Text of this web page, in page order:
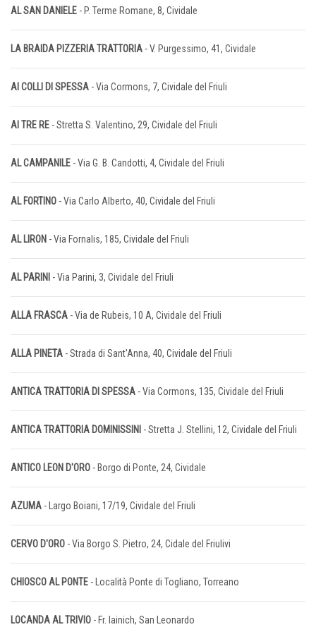
AL SAN DANIELE - P. Terme Romane, 8, Cividale
LA BRAIDA PIZZERIA TRATTORIA - V. Purgessimo, 41, Cividale
AI COLLI DI SPESSA - Via Cormons, 7, Cividale del Friuli
AI TRE RE - Stretta S. Valentino, 29, Cividale del Friuli
AL CAMPANILE - Via G. B. Candotti, 4, Cividale del Friuli
AL FORTINO - Via Carlo Alberto, 40, Cividale del Friuli
AL LIRON - Via Fornalis, 185, Cividale del Friuli
AL PARINI - Via Parini, 3, Cividale del Friuli
ALLA FRASCA - Via de Rubeis, 10 A, Cividale del Friuli
ALLA PINETA - Strada di Sant'Anna, 40, Cividale del Friuli
ANTICA TRATTORIA DI SPESSA - Via Cormons, 135, Cividale del Friuli
ANTICA TRATTORIA DOMINISSINI - Stretta J. Stellini, 12, Cividale del Friuli
ANTICO LEON D'ORO - Borgo di Ponte, 24, Cividale
AZUMA - Largo Boiani, 17/19, Cividale del Friuli
CERVO D'ORO - Via Borgo S. Pietro, 24, Cidale del Friulivi
CHIOSCO AL PONTE - Località Ponte di Togliano, Torreano
LOCANDA AL TRIVIO - Fr. Iainich, San Leonardo